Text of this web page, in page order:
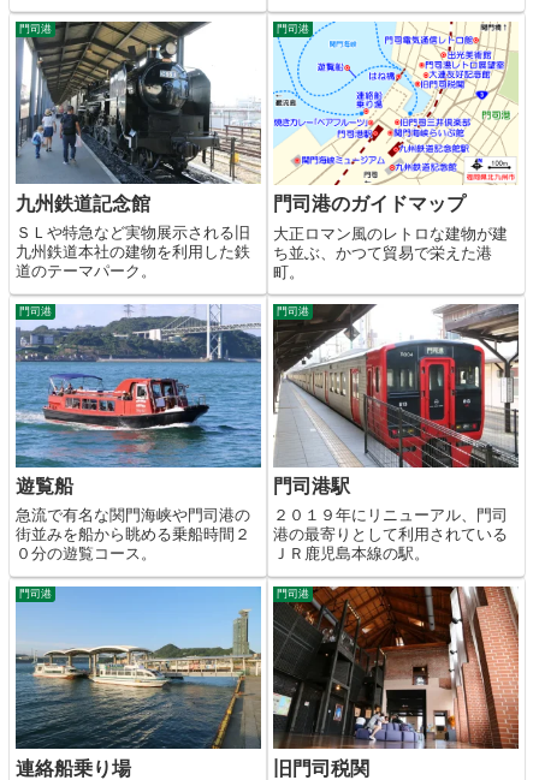
門司港
九州鉄道記念館
ＳＬや特急など実物展示される旧
九州鉄道本社の建物を利用した鉄
道のテーマパーク。
門司港
門司港のガイドマップ
大正ロマン風のレトロな建物が建
ち並ぶ、かつて貿易で栄えた港
町。
門司港
遊覧船
急流で有名な関門海峡や門司港の
街並みを船から眺める乗船時間２
０分の遊覧コース。
門司港
門司港駅
２０１９年にリニューアル、門司
港の最寄りとして利用されている
ＪＲ鹿児島本線の駅。
門司港
連絡船乗り場
門司港
旧門司税関